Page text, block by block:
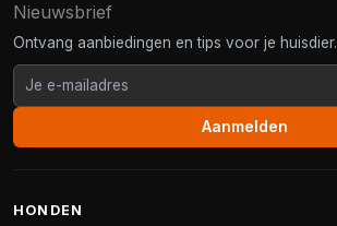
Nieuwsbrief
Ontvang aanbiedingen en tips voor je huisdier.
Aanmelden
HONDEN